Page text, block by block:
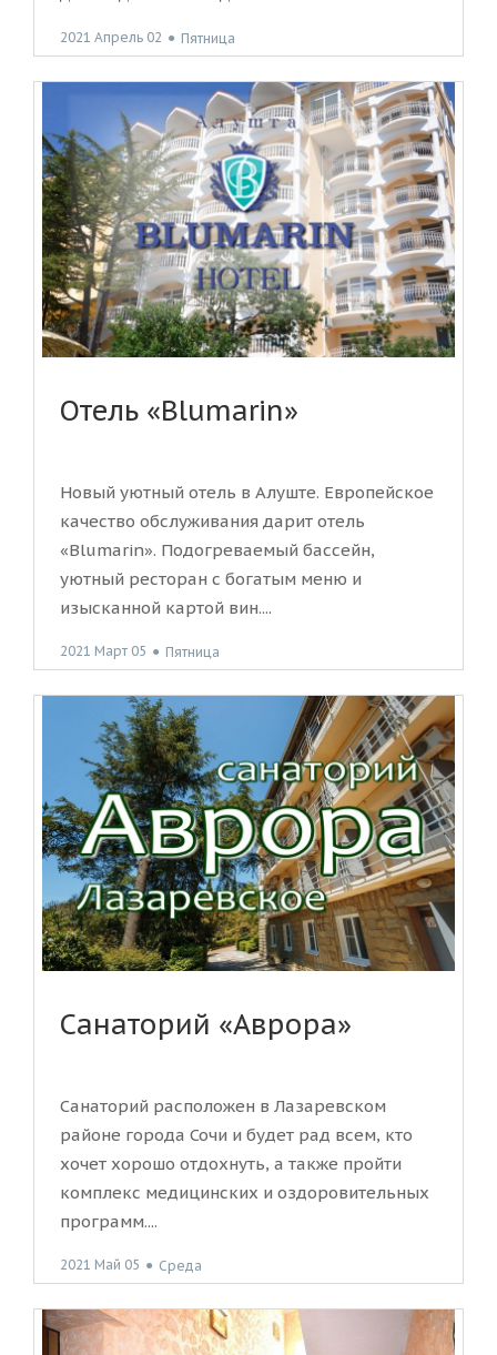
2021 Апрель 02 ● Пятница
Отель «Blumarin»
Новый уютный отель в Алуште. Европейское
качество обслуживания дарит отель
«Blumarin». Подогреваемый бассейн,
уютный ресторан с богатым меню и
изысканной картой вин....
2021 Март 05 ● Пятница
Санаторий «Аврора»
Санаторий расположен в Лазаревском
районе города Сочи и будет рад всем, кто
хочет хорошо отдохнуть, а также пройти
комплекс медицинских и оздоровительных
программ....
2021 Май 05 ● Среда